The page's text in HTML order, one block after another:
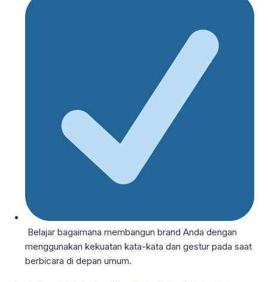
Belajar bagaimana membangun brand Anda dengan
menggunakan kekuatan kata-kata dan gestur pada saat
berbicara di depan umum.